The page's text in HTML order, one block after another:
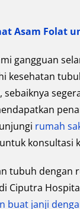
Asam Folat
gangguan
kesehatan
sebaiknya
rumah
konsultasi
tubuh dengan
Ciputra
buat janji